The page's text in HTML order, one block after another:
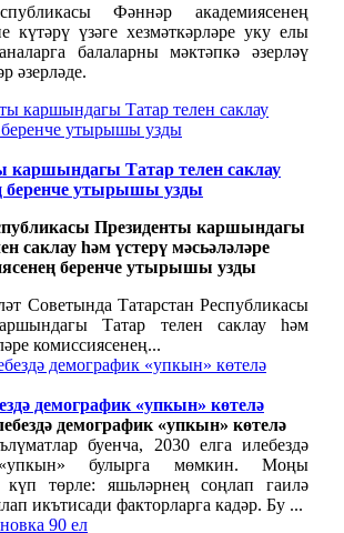
Фәннәр академиясенең
күтәрү үзәге хезмәткәрләре уку елы
балаларны мәктәпкә әзерләү
әзерләде.
каршындагы Татар телен саклау
беренче утырышы узды
Президенты каршындагы
саклау һәм үстерү мәсьәләләре
беренче утырышы узды
Советында Татарстан Республикасы
Татар телен саклау һәм
комиссиясенең...
демографик «упкын» көтелә
демографик «упкын» көтелә
буенча, 2030 елга илебездә
«упкын» булырга мөмкин. Моңы
күп төрле: яшьләрнең соңлап гаилә
икътисади факторларга кадәр. Бу ...